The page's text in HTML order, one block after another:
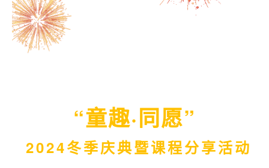
“童趣·同愿”
2024冬季庆典暨课程分享活动